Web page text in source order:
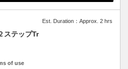
Est. Duration：Approx. 2 hrs
ステップTr
of use